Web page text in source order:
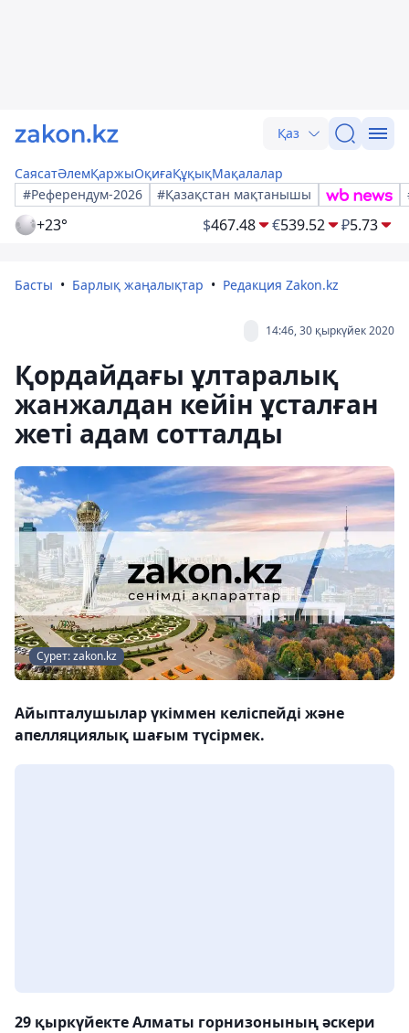
Қаз
СаясатӘлемҚаржыОқиғаҚұқықМақалалар
#Референдум-2026
#Қазақстан мақтанышы
+23° $467.48 €539.52 ₽5.73
Басты Барлық жаңалықтар Редакция Zakon.kz
14:46, 30 қыркүйек 2020
Қордайдағы ұлтаралық
жанжалдан кейін ұсталған
жеті адам сотталды
Сурет: zakon.kz
Айыпталушылар үкіммен келіспейді және
апелляциялық шағым түсірмек.
29 қыркүйекте Алматы горнизонының әскери